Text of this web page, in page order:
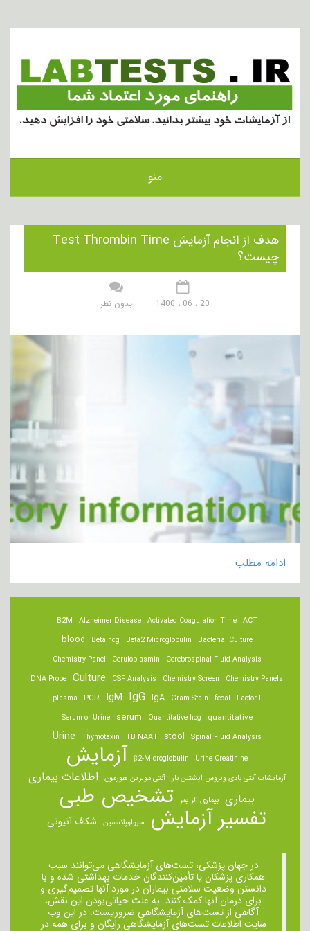
منو
هدف از انجام آزمایش Test Thrombin Time
چیست؟
20 ، 06 ، 1400 بدون نظر
ادامه مطلب
ACT
Activated Coagulation Time
Alzheimer Disease
B2M
Bacterial Culture
Beta2 Microglobulin
Beta hcg
blood
Cerebrospinal Fluid Analysis
Ceruloplasmin
Chemistry Panel
Chemistry Panels
Chemistry Screen
CSF Analysis
Culture
DNA Probe
Factor I
fecal
Gram Stain
IgA
IgG
IgM
PCR
plasma
quantitative
Quantitative hcg
serum
Serum or Urine
Spinal Fluid Analysis
stool
TB NAAT
Thymotaxin
Urine
Urine Creatinine
β2-Microglobulin آزمایش
آزمایشات آنتی بادی ویروس اپشتین بار آنتی مولرین هورمون اطلاعات بیماری
بیماری بیماری آلزایمر تشخیص طبی
تفسیر آزمایش سرولوپلاسمین شکاف آنیونی
در جهان پزشکی، تست‌های آزمایشگاهی می‌توانند سبب
همکاری پزشکان یا تأمین‌کنندگان خدمات بهداشتی شده و با
دانستن وضعیت سلامتی بیماران در مورد آنها تصمیم‌گیری و
برای درمان ‌آنها کمک کنند. به علت حیاتی‌بودن این نقش،
آگاهی از تست‌های آزمایشگاهی ضروریست. در این وب
سایت اطلاعات تست‌های آزمایشگاهی رایگان و برای همه در